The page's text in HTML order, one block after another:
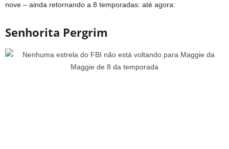
nove – ainda retornando a 8 temporadas: até agora:
Senhorita Pergrim